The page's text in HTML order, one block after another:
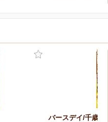
バースデイ/千歳店